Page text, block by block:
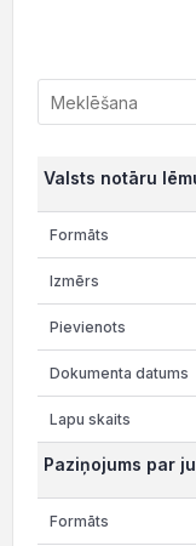
Valsts notāru
Paziņojums par